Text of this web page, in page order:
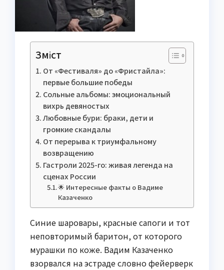
Зміст
От «Фестиваля» до «Фристайла»:
первые большие победы
Сольные альбомы: эмоциональный
вихрь девяностых
Любовные бури: браки, дети и
громкие скандалы
От перерыва к триумфальному
возвращению
Гастроли 2025-го: живая легенда на
сценах России
🌟 Интересные факты о Вадиме
Казаченко
Синие шаровары, красные сапоги и тот
неповторимый баритон, от которого
мурашки по коже. Вадим Казаченко
взорвался на эстраде словно фейерверк